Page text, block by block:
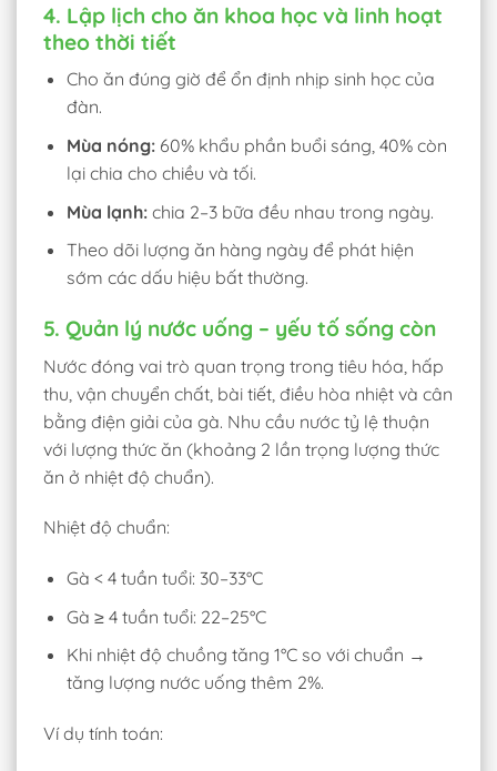
4. Lập lịch cho ăn khoa học và linh hoạt
theo thời tiết
Cho ăn đúng giờ để ổn định nhịp sinh học của
đàn.
Mùa nóng:60% khẩu phần buổi sáng, 40% còn
lại chia cho chiều và tối.
Mùa lạnh:chia 2–3 bữa đều nhau trong ngày.
Theo dõi lượng ăn hàng ngày để phát hiện
sớm các dấu hiệu bất thường.
5. Quản lý nước uống – yếu tố sống còn
Nước đóng vai trò quan trọng trong tiêu hóa, hấp
thu, vận chuyển chất, bài tiết, điều hòa nhiệt và cân
bằng điện giải của gà. Nhu cầu nước tỷ lệ thuận
với lượng thức ăn (khoảng 2 lần trọng lượng thức
ăn ở nhiệt độ chuẩn).
Nhiệt độ chuẩn:
Gà < 4 tuần tuổi: 30–33°C
Gà ≥ 4 tuần tuổi: 22–25°C
Khi nhiệt độ chuồng tăng 1°C so với chuẩn →
tăng lượng nước uống thêm 2%.
Ví dụ tính toán: